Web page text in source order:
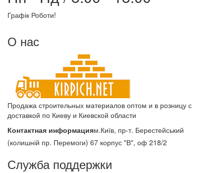
Графік Роботи!
О нас
Продажа строительных материалов оптом и в розницу с
доставкой по Киеву и Киевской области
Контактная информациям.Київ, пр-т. Берестейський
(колишній пр. Перемоги) 67 корпус "В", оф 218/2
Служба поддержки